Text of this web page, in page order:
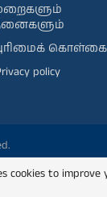
கொள்கை
policy
cookies to